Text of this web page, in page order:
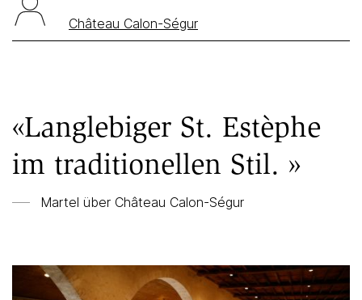
Château Calon-Ségur
«Langlebiger St. Estèphe
im traditionellen Stil. »
Martel über Château Calon-Ségur